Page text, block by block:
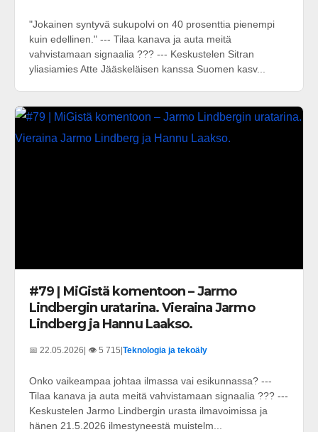
"Jokainen syntyvä sukupolvi on 40 prosenttia pienempi
kuin edellinen." --- Tilaa kanava ja auta meitä
vahvistamaan signaalia ??? --- Keskustelen Sitran
yliasiamies Atte Jääskeläisen kanssa Suomen kasv...
#79 | MiGistä komentoon – Jarmo
Lindbergin uratarina. Vieraina Jarmo
Lindberg ja Hannu Laakso.
📅 22.05.2026| 👁️ 5 715|Teknologia ja tekoäly
Onko vaikeampaa johtaa ilmassa vai esikunnassa? ---
Tilaa kanava ja auta meitä vahvistamaan signaalia ??? ---
Keskustelen Jarmo Lindbergin urasta ilmavoimissa ja
hänen 21.5.2026 ilmestyneestä muistelm...